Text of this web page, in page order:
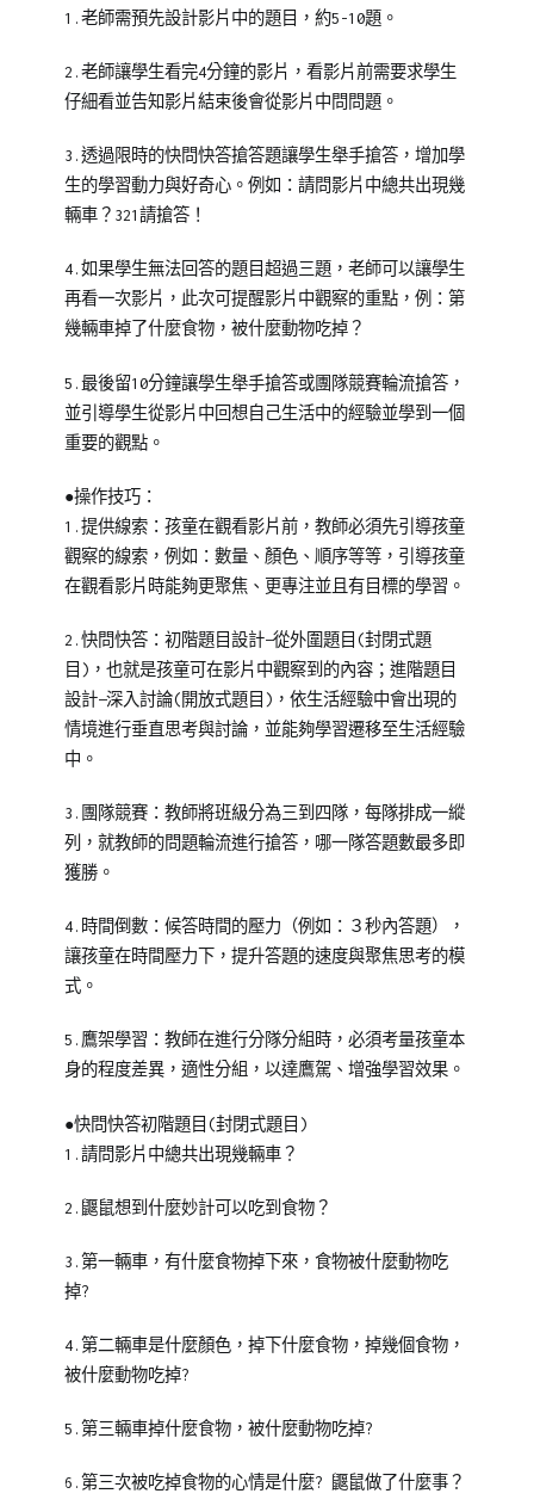
1.老師需預先設計影片中的題目，約5-10題。
2.老師讓學生看完4分鐘的影片，看影片前需要求學生
仔細看並告知影片結束後會從影片中問問題。
3.透過限時的快問快答搶答題讓學生舉手搶答，增加學
生的學習動力與好奇心。例如：請問影片中總共出現幾
輛車？321請搶答！
4.如果學生無法回答的題目超過三題，老師可以讓學生
再看一次影片，此次可提醒影片中觀察的重點，例：第
幾輛車掉了什麼食物，被什麼動物吃掉？
5.最後留10分鐘讓學生舉手搶答或團隊競賽輪流搶答，
並引導學生從影片中回想自己生活中的經驗並學到一個
重要的觀點。
●操作技巧：
1.提供線索：孩童在觀看影片前，教師必須先引導孩童
觀察的線索，例如：數量、顏色、順序等等，引導孩童
在觀看影片時能夠更聚焦、更專注並且有目標的學習。
2.快問快答：初階題目設計—從外圍題目(封閉式題
目)，也就是孩童可在影片中觀察到的內容；進階題目
設計—深入討論(開放式題目)，依生活經驗中會出現的
情境進行垂直思考與討論，並能夠學習遷移至生活經驗
中。
3.團隊競賽：教師將班級分為三到四隊，每隊排成一縱
列，就教師的問題輪流進行搶答，哪一隊答題數最多即
獲勝。
4.時間倒數：候答時間的壓力（例如：３秒內答題），
讓孩童在時間壓力下，提升答題的速度與聚焦思考的模
式。
5.鷹架學習：教師在進行分隊分組時，必須考量孩童本
身的程度差異，適性分組，以達鷹駕、增強學習效果。
●快問快答初階題目(封閉式題目)
1.請問影片中總共出現幾輛車？
2.鼴鼠想到什麼妙計可以吃到食物？
3.第一輛車，有什麼食物掉下來，食物被什麼動物吃
掉?
4.第二輛車是什麼顏色，掉下什麼食物，掉幾個食物，
被什麼動物吃掉?
5.第三輛車掉什麼食物，被什麼動物吃掉?
6.第三次被吃掉食物的心情是什麼? 鼴鼠做了什麼事？